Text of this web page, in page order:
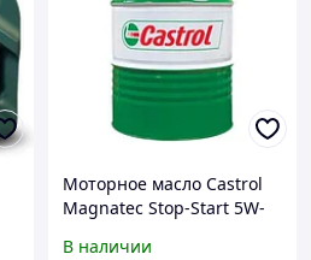
Моторное масло Castrol
Magnatec Stop-Start 5W-
В наличии